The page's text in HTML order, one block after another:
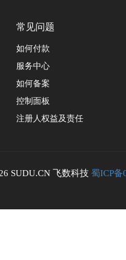
常见问题
如何付款
服务中心
如何备案
控制面板
注册人权益及责任
SUDU.CN 飞数科技 蜀ICP备